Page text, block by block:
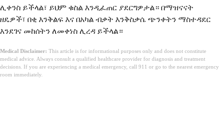
ሊቀንስ ይችላል፣ ይህም ቁስል እንዲፈጠር ያደርግዎታል። በማዝናናት
ዘዴዎች፣ በቂ እንቅልፍ እና በአካል ብቃት እንቅስቃሴ ጭንቀትን ማስተዳደር
እንደገና መከሰትን ለመቀነስ ሊረዳ ይችላል።
Medical Disclaimer: This article is for informational purposes only and does not constitute
medical advice. Always consult a qualified healthcare provider for diagnosis and treatment
decisions. If you are experiencing a medical emergency, call 911 or go to the nearest emergency
room immediately.